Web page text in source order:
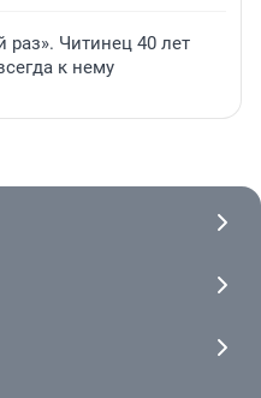
раз». Читинец 40 лет
к нему